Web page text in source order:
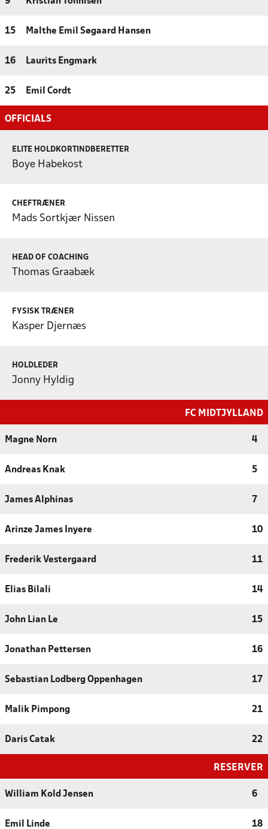
15 Malthe Emil Søgaard Hansen
16 Laurits Engmark
25 Emil Cordt
OFFICIALS
ELITE HOLDKORTINDBERETTER
Boye Habekost
CHEFTRÆNER
Mads Sortkjær Nissen
HEAD OF COACHING
Thomas Graabæk
FYSISK TRÆNER
Kasper Djernæs
HOLDLEDER
Jonny Hyldig
FC MIDTJYLLAND
Magne Norn 4
Andreas Knak 5
James Alphinas 7
Arinze James Inyere 10
Frederik Vestergaard 11
Elias Bilali 14
John Lian Le 15
Jonathan Pettersen 16
Sebastian Lodberg Oppenhagen 17
Malik Pimpong 21
Daris Catak 22
RESERVER
William Kold Jensen 6
Emil Linde 18